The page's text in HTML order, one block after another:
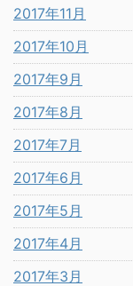
2017年11月
2017年10月
2017年9月
2017年8月
2017年7月
2017年6月
2017年5月
2017年4月
2017年3月